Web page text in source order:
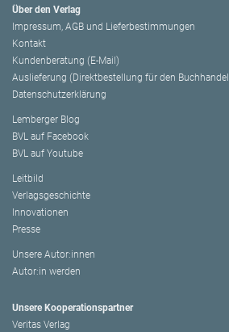
Über den Verlag
Impressum, AGB und Lieferbestimmungen
Kontakt
Kundenberatung (E-Mail)
Auslieferung (Direktbestellung für den
Datenschutzerklärung
Lemberger Blog
BVL auf Facebook
BVL auf Youtube
Leitbild
Verlagsgeschichte
Innovationen
Presse
Unsere Autor:innen
Autor:in werden
Unsere Kooperationspartner
Veritas Verlag